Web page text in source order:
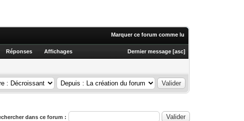
Marquer ce forum comme lu
Réponses Affichages Dernier message [asc]
dans ce forum :